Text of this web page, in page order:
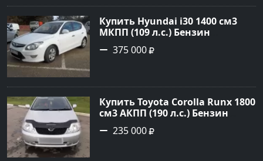
Авторынок23
Купить Hyundai i30 1400 см3
МКПП (109 л.с.) Бензин
инжектор в Кропоткин: цвет
белый Хетчбэк 2011 года по
Авторынок23
375 000
Купить Toyota Corolla Runx 1800
см3 АКПП (190 л.с.) Бензин
инжектор в Тихорецк: цвет
Серый Хетчбэк 2002 года по
235 000